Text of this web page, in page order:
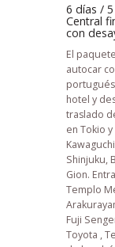
6 días /
Central
con
El
autocar
hotel y
traslado
en Tokio
Shinjuku,
Gion.
Templo
Fuji
Toyota ,